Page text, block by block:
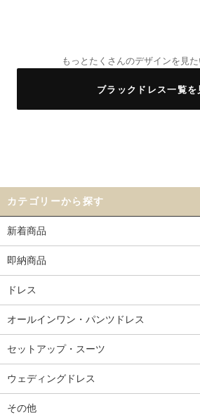
もっとたくさんのデザインを見
ブラックドレス一覧を
カテゴリーから探す
新着商品
即納商品
ドレス
オールインワン・パンツドレス
セットアップ・スーツ
ウェディングドレス
その他